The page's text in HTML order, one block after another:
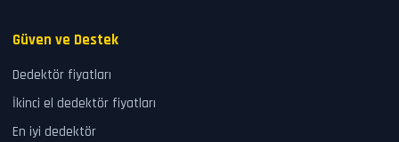
Güven ve Destek
Dedektör fiyatları
İkinci el dedektör fiyatları
En iyi dedektör